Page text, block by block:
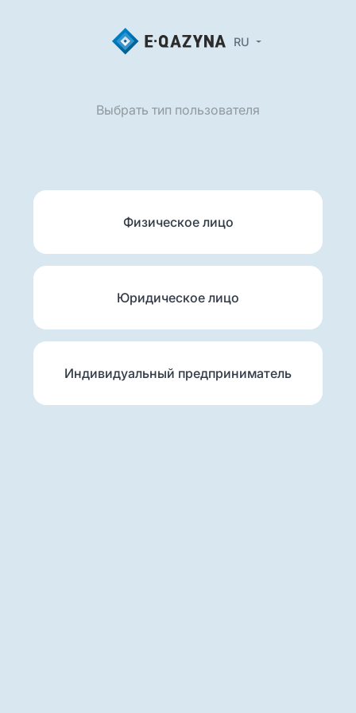
RU
Выбрать тип пользователя
Физическое лицо
Юридическое лицо
Индивидуальный предприниматель